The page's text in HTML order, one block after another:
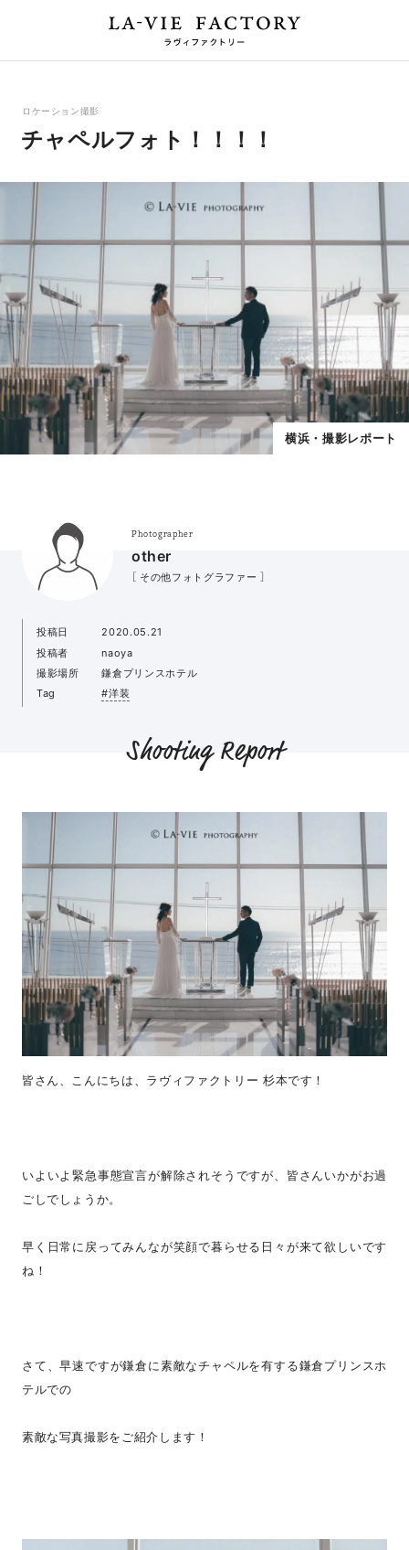
ロケーション撮影
チャペルフォト！！！！
横浜・撮影レポート
Photographer
other
［ その他フォトグラファー ］
投稿日
2020.05.21
投稿者
naoya
撮影場所
鎌倉プリンスホテル
Tag
#洋装
Shooting Report
皆さん、こんにちは、ラヴィファクトリー 杉本です！
いよいよ緊急事態宣言が解除されそうですが、皆さんいかがお過
ごしでしょうか。
早く日常に戻ってみんなが笑顔で暮らせる日々が来て欲しいです
ね！
さて、早速ですが鎌倉に素敵なチャペルを有する鎌倉プリンスホ
テルでの
素敵な写真撮影をご紹介します！